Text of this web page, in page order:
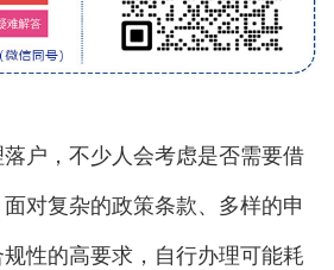
，不少人会考虑是否需要借
对复杂的政策条款、多样的申
性的高要求，自行办理可能耗